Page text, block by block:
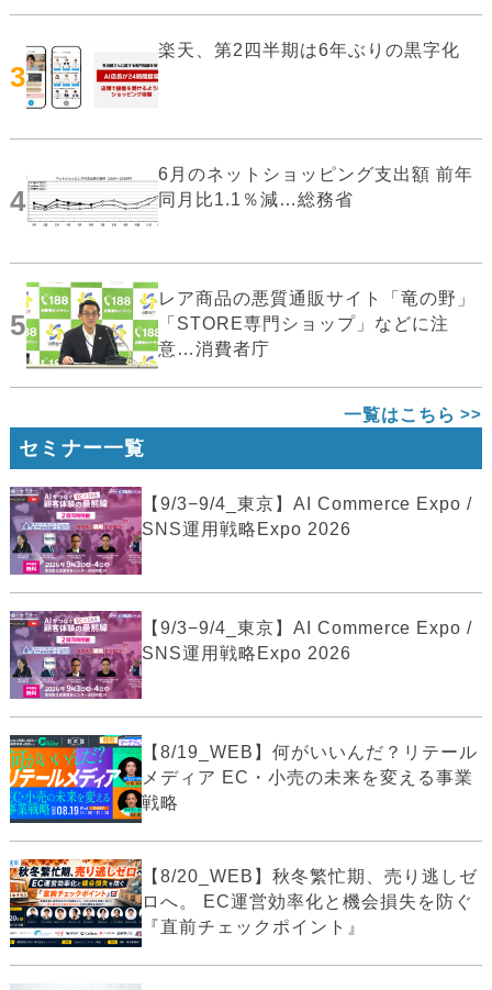
3
楽天、第2四半期は6年ぶりの黒字化
4
6月のネットショッピング支出額 前年
同月比1.1％減…総務省
5
レア商品の悪質通販サイト「竜の野」
「STORE専門ショップ」などに注
意…消費者庁
一覧はこちら
セミナー一覧
【9/3−9/4_東京】AI Commerce Expo /
SNS運用戦略Expo 2026
【9/3−9/4_東京】AI Commerce Expo /
SNS運用戦略Expo 2026
【8/19_WEB】何がいいんだ？リテール
メディア EC・小売の未来を変える事業
戦略
【8/20_WEB】秋冬繁忙期、売り逃しゼ
ロへ。 EC運営効率化と機会損失を防ぐ
『直前チェックポイント』